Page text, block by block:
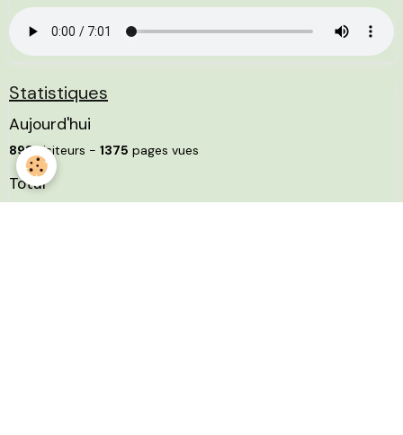
Statistiques
Aujourd'hui
898visiteurs - 1375 pages vues
Total